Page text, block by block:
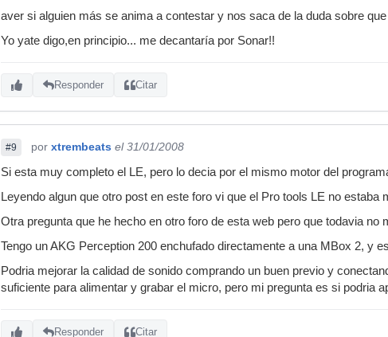
aver si alguien más se anima a contestar y nos saca de la duda sobre
Yo yate digo,en principio... me decantaría por Sonar!!
Responder Citar
#9 por xtrembeats el 31/01/2008
Si esta muy completo el LE, pero lo decia por el mismo motor del
Leyendo algun que otro post en este foro vi que el Pro tools LE no
Otra pregunta que he hecho en otro foro de esta web pero que todavia no
Tengo un AKG Perception 200 enchufado directamente a una MBox 2, y
Podria mejorar la calidad de sonido comprando un buen previo y
suficiente para alimentar y grabar el micro, pero mi pregunta es si podria
Responder Citar